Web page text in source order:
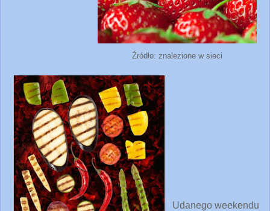
Źródło: znalezione w sieci
Udanego weekendu